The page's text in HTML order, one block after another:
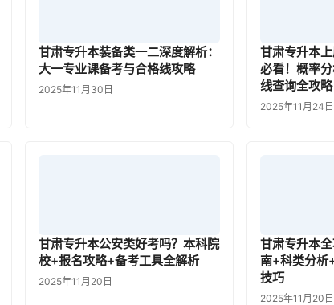
甘肃专升本装备类一二深度解析：
大一专业课备考与合格线攻略
2025年11月30日
甘肃专升本
必看！概率
线查询全攻略
2025年11月24日
甘肃专升本公安类好考吗？本科院
校+报名攻略+备考工具全解析
2025年11月20日
甘肃专升本
南+科类分析
技巧
2025年11月20日